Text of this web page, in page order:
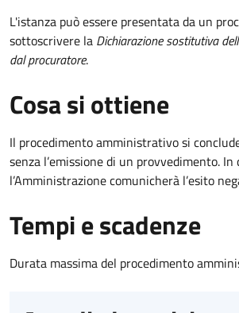
L'istanza può essere presentata da un
sottoscrivere la Dichiarazione sostitutiva
dal procuratore.
Cosa si ottiene
Il procedimento amministrativo si
senza l’emissione di un provvedimento.
l’Amministrazione comunicherà l’esito
Tempi e scadenze
Durata massima del procedimento